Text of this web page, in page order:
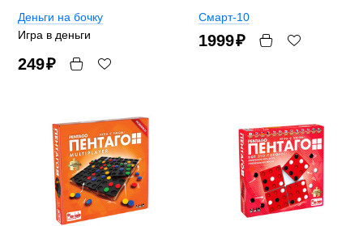
Деньги на бочку
Игра в деньги
249₽
Смарт-10
1999₽